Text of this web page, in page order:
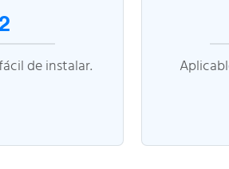
de instalar.